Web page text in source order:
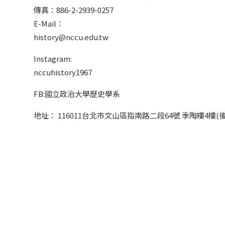
傳真：886-2-2939-0257
E-Mail：
history@nccu.edu.tw
Instagram:
nccuhistory1967
FB:國立政治大學歷史學系
地址： 116011台北市文山區指南路二段64號 季陶樓4樓(